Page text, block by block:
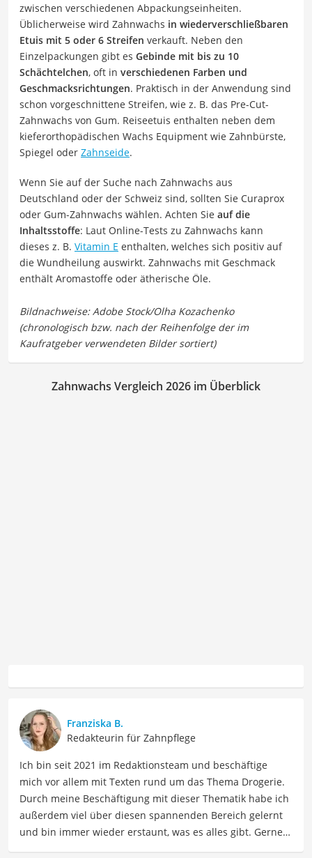
zwischen verschiedenen Abpackungseinheiten.
Üblicherweise wird Zahnwachs in wiederverschließbaren
Etuis mit 5 oder 6 Streifen verkauft. Neben den
Einzelpackungen gibt es Gebinde mit bis zu 10
Schächtelchen, oft in verschiedenen Farben und
Geschmacksrichtungen. Praktisch in der Anwendung sind
schon vorgeschnittene Streifen, wie z. B. das Pre-Cut-
Zahnwachs von Gum. Reiseetuis enthalten neben dem
kieferorthopädischen Wachs Equipment wie Zahnbürste,
Spiegel oder Zahnseide.
Wenn Sie auf der Suche nach Zahnwachs aus
Deutschland oder der Schweiz sind, sollten Sie Curaprox
oder Gum-Zahnwachs wählen. Achten Sie auf die
Inhaltsstoffe: Laut Online-Tests zu Zahnwachs kann
dieses z. B. Vitamin E enthalten, welches sich positiv auf
die Wundheilung auswirkt. Zahnwachs mit Geschmack
enthält Aromastoffe oder ätherische Öle.
Zahnwachs Vergleich 2026 im Überblick
Franziska B.
Redakteurin für Zahnpflege
Ich bin seit 2021 im Redaktionsteam und beschäftige
mich vor allem mit Texten rund um das Thema Drogerie.
Durch meine Beschäftigung mit dieser Thematik habe ich
außerdem viel über diesen spannenden Bereich gelernt
und bin immer wieder erstaunt, was es alles gibt. Gerne